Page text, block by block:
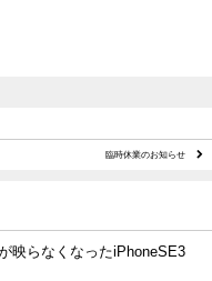
臨時休業のお知らせ
映らなくなったiPhoneSE3